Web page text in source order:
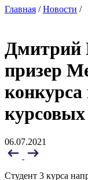
Главная /Новости /
призер
06.07.2021
Студент 3 курса